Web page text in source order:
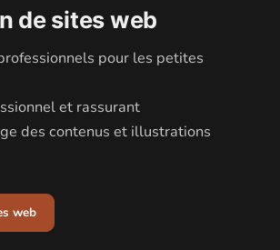
de sites web
pour les petites
et rassurant
des contenus et illustrations
web